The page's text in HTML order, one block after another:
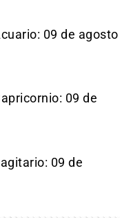
09 de agosto
09 de
09 de